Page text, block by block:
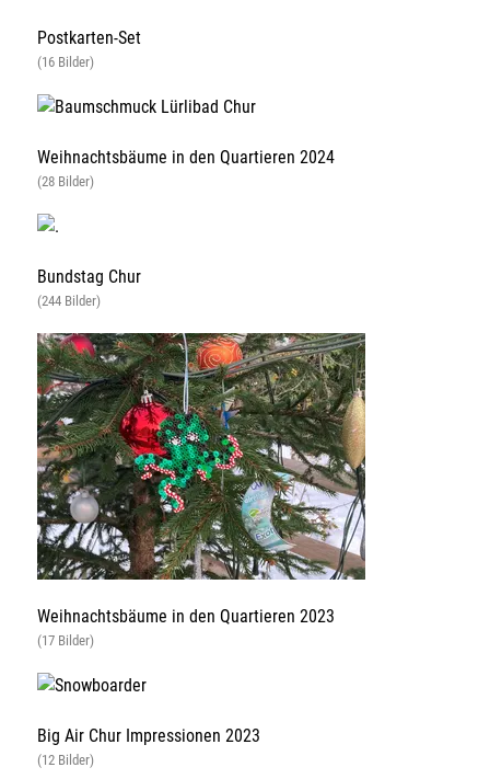
Postkarten-Set
(16 Bilder)
Weihnachtsbäume in den Quartieren 2024
(28 Bilder)
Bundstag Chur
(244 Bilder)
Weihnachtsbäume in den Quartieren 2023
(17 Bilder)
Big Air Chur Impressionen 2023
(12 Bilder)